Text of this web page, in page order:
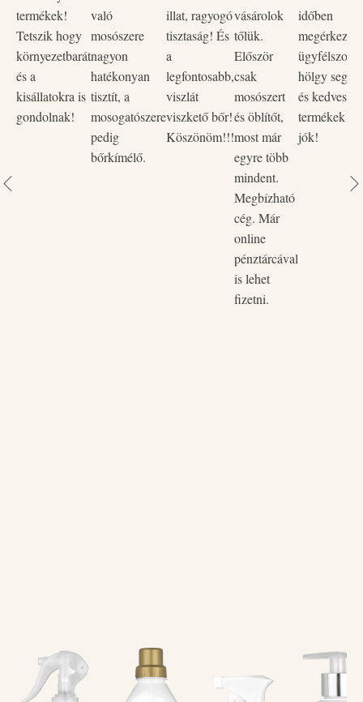
termékek!
Tetszik hogy
környezetbarát
és a
kisállatokra is
gondolnak!
való
mosószere
nagyon
hatékonyan
tisztít, a
mosogatószere
pedig
bőrkímélő.
illat, ragyogó
tisztaság! És
a
legfontosabb,
viszlát
viszkető bőr!
Köszönöm!!!
vásárolok
tőlük.
Először
csak
mosószert
és öblítőt,
most már
egyre több
mindent.
Megbízható
cég. Már
online
pénztárcával
is lehet
fizetni.
időben
hölgy
és kedves
termékek
jók!